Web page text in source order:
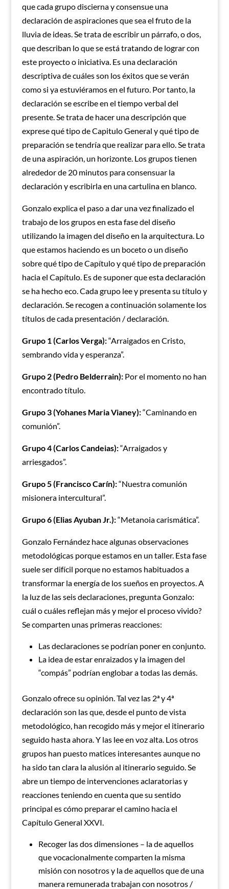
que cada grupo discierna y consensue una
declaración de aspiraciones que sea el fruto de la
lluvia de ideas. Se trata de escribir un párrafo, o dos,
que describan lo que se está tratando de lograr con
este proyecto o iniciativa. Es una declaración
descriptiva de cuáles son los éxitos que se verán
como si ya estuviéramos en el futuro. Por tanto, la
declaración se escribe en el tiempo verbal del
presente. Se trata de hacer una descripción que
exprese qué tipo de Capitulo General y qué tipo de
preparación se tendría que realizar para ello. Se trata
de una aspiración, un horizonte. Los grupos tienen
alrededor de 20 minutos para consensuar la
declaración y escribirla en una cartulina en blanco.
Gonzalo explica el paso a dar una vez finalizado el
trabajo de los grupos en esta fase del diseño
utilizando la imagen del diseño en la arquitectura. Lo
que estamos haciendo es un boceto o un diseño
sobre qué tipo de Capítulo y qué tipo de preparación
hacia el Capítulo. Es de suponer que esta declaración
se ha hecho eco. Cada grupo lee y presenta su título y
declaración. Se recogen a continuación solamente los
títulos de cada presentación / declaración.
Grupo 1 (Carlos Verga):“Arraigados en Cristo,
sembrando vida y esperanza”.
Grupo 2 (Pedro Belderrain):Por el momento no han
encontrado título.
Grupo 3 (Yohanes Maria Vianey):“Caminando en
comunión”.
Grupo 4 (Carlos Candeias):“Arraigados y
arriesgados”.
Grupo 5 (Francisco Carín):“Nuestra comunión
misionera intercultural”.
Grupo 6 (Elias Ayuban Jr.):“Metanoia carismática”.
Gonzalo Fernández hace algunas observaciones
metodológicas porque estamos en un taller. Esta fase
suele ser difícil porque no estamos habituados a
transformar la energía de los sueños en proyectos. A
la luz de las seis declaraciones, pregunta Gonzalo:
cuál o cuáles reflejan más y mejor el proceso vivido?
Se comparten unas primeras reacciones:
Las declaraciones se podrían poner en conjunto.
La idea de estar enraizados y la imagen del
“compás” podrían englobar a todas las demás.
Gonzalo ofrece su opinión. Tal vez las 2ª y 4ª
declaración son las que, desde el punto de vista
metodológico, han recogido más y mejor el itinerario
seguido hasta ahora. Y las lee en voz alta. Los otros
grupos han puesto matices interesantes aunque no
ha sido tan clara la alusión al itinerario seguido. Se
abre un tiempo de intervenciones aclaratorias y
reacciones teniendo en cuenta que su sentido
principal es cómo preparar el camino hacia el
Capítulo General XXVI.
Recoger las dos dimensiones – la de aquellos
que vocacionalmente comparten la misma
misión con nosotros y la de aquellos que de una
manera remunerada trabajan con nosotros /